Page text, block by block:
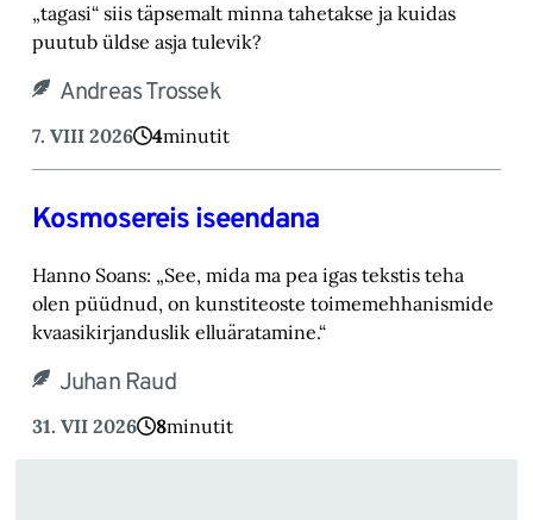
„tagasi“ siis täpsemalt minna tahetakse ‎ja kuidas
puutub üldse asja tulevik?‎
Andreas Trossek
7. VIII 2026 4minutit
Kosmosereis iseendana
Hanno Soans: „See, mida ma pea igas tekstis teha
olen püüdnud, on kunstiteoste toimemehhanismide
kvaasikirjanduslik elluäratamine.“
Juhan Raud
31. VII 2026 8minutit